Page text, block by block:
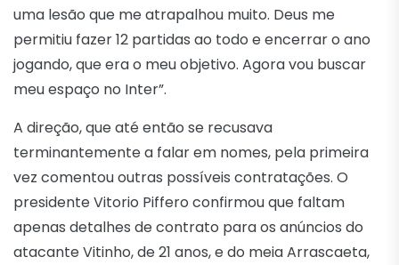
uma lesão que me atrapalhou muito. Deus me
permitiu fazer 12 partidas ao todo e encerrar o ano
jogando, que era o meu objetivo. Agora vou buscar
meu espaço no Inter”.
A direção, que até então se recusava
terminantemente a falar em nomes, pela primeira
vez comentou outras possíveis contratações. O
presidente Vitorio Piffero confirmou que faltam
apenas detalhes de contrato para os anúncios do
atacante Vitinho, de 21 anos, e do meia Arrascaeta,